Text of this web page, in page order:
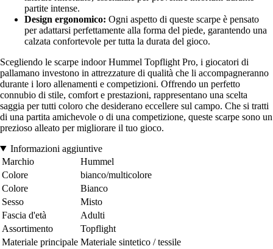
partite intense.
Design ergonomico: Ogni aspetto di queste scarpe è pensato
per adattarsi perfettamente alla forma del piede, garantendo una
calzata confortevole per tutta la durata del gioco.
Scegliendo le scarpe indoor Hummel Topflight Pro, i giocatori di
pallamano investono in attrezzature di qualità che li accompagneranno
durante i loro allenamenti e competizioni. Offrendo un perfetto
connubio di stile, comfort e prestazioni, rappresentano una scelta
saggia per tutti coloro che desiderano eccellere sul campo. Che si tratti
di una partita amichevole o di una competizione, queste scarpe sono un
prezioso alleato per migliorare il tuo gioco.
Informazioni aggiuntive
Marchio
Hummel
Colore
bianco/multicolore
Colore
Bianco
Sesso
Misto
Fascia d'età
Adulti
Assortimento
Topflight
Materiale principale Materiale sintetico / tessile